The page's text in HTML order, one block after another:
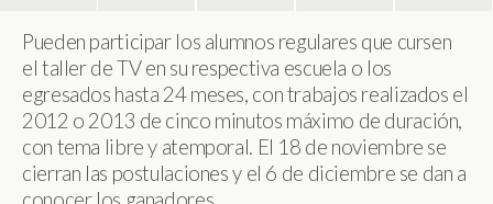
Pueden participar los alumnos regulares que cursen
el taller de TV en su respectiva escuela o los
egresados hasta 24 meses, con trabajos realizados el
2012 o 2013 de cinco minutos máximo de duración,
con tema libre y atemporal. El 18 de noviembre se
cierran las postulaciones y el 6 de diciembre se dan a